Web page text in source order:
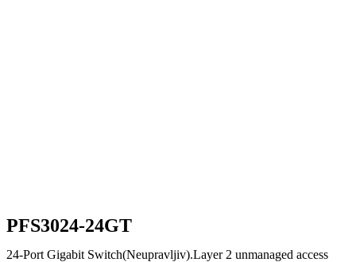
PFS3024-24GT
24-Port Gigabit Switch(Neupravljiv).Layer 2 unmanaged access